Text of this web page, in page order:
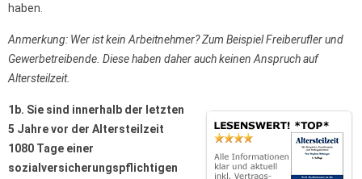
haben.
Anmerkung: Wer ist kein Arbeitnehmer? Zum Beispiel Freiberufler und
Gewerbetreibende. Diese haben daher auch keinen Anspruch auf
Altersteilzeit.
1b. Sie sind innerhalb der letzten
5 Jahre vor der Altersteilzeit
1080 Tage einer
sozialversicherungspflichtigen